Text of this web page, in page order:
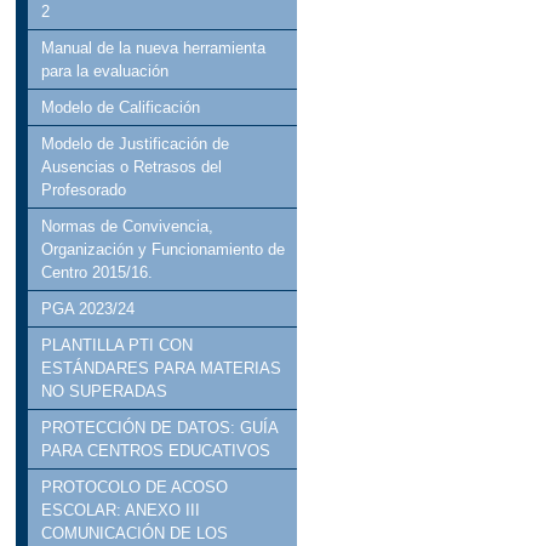
2
Manual de la nueva herramienta
para la evaluación
Modelo de Calificación
Modelo de Justificación de
Ausencias o Retrasos del
Profesorado
Normas de Convivencia,
Organización y Funcionamiento de
Centro 2015/16.
PGA 2023/24
PLANTILLA PTI CON
ESTÁNDARES PARA MATERIAS
NO SUPERADAS
PROTECCIÓN DE DATOS: GUÍA
PARA CENTROS EDUCATIVOS
PROTOCOLO DE ACOSO
ESCOLAR: ANEXO III
COMUNICACIÓN DE LOS